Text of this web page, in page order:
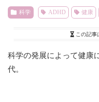
科学 ADHD 健康
この記事
科学の発展によって健康
代。